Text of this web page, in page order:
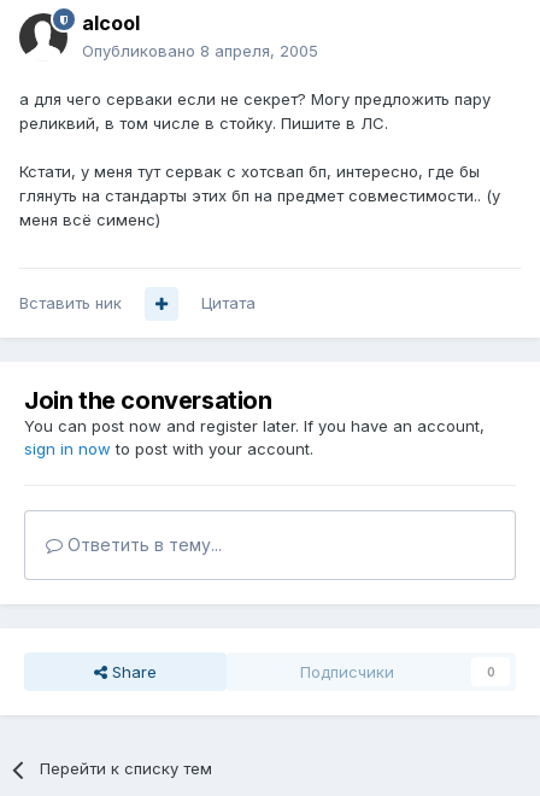
alcool
Опубликовано 8 апреля, 2005
а для чего серваки если не секрет? Могу предложить пару
реликвий, в том числе в стойку. Пишите в ЛС.
Кстати, у меня тут сервак с хотсвап бп, интересно, где бы
глянуть на стандарты этих бп на предмет совместимости.. (у
меня всё сименс)
Вставить ник Цитата
Join the conversation
You can post now and register later. If you have an account,
sign in now to post with your account.
Ответить в тему...
Share Подписчики 0
Перейти к списку тем